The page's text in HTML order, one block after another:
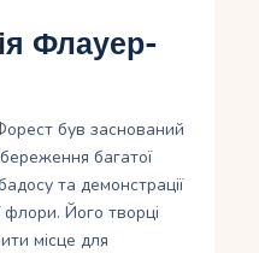
Флауер-
був заснований
багатої
та демонстрації
флори. Його творці
місце для